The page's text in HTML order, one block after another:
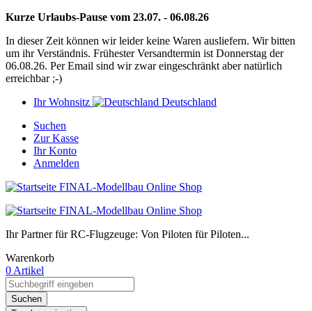
Kurze Urlaubs-Pause vom 23.07. - 06.08.26
In dieser Zeit können wir leider keine Waren ausliefern. Wir bitten
um ihr Verständnis. Frühester Versandtermin ist Donnerstag der
06.08.26. Per Email sind wir zwar eingeschränkt aber natürlich
erreichbar ;-)
Ihr Wohnsitz
Deutschland
Suchen
Zur Kasse
Ihr Konto
Anmelden
Ihr Partner für RC-Flugzeuge: Von Piloten für Piloten...
Warenkorb
0 Artikel
Suchen